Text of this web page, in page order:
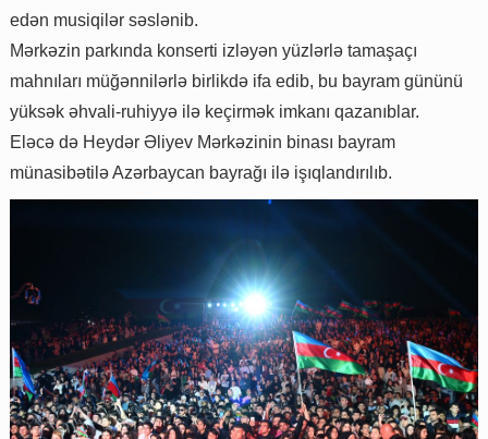
edən musiqilər səslənib.
Mərkəzin parkında konserti izləyən yüzlərlə tamaşaçı
mahnıları müğənnilərlə birlikdə ifa edib, bu bayram gününü
yüksək əhvali-ruhiyyə ilə keçirmək imkanı qazanıblar.
Eləcə də Heydər Əliyev Mərkəzinin binası bayram
münasibətilə Azərbaycan bayrağı ilə işıqlandırılıb.